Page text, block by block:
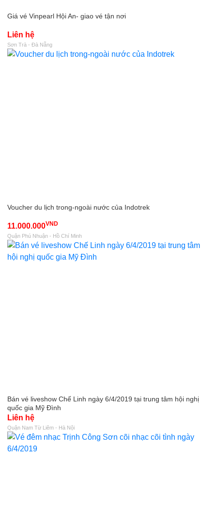
Giá vé Vinpearl Hội An- giao vé tận nơi
Liên hệ
Sơn Trà - Đà Nẵng
Voucher du lịch trong-ngoài nước của Indotrek
11.000.000VND
Quận Phú Nhuận - Hồ Chí Minh
Bán vé liveshow Chế Linh ngày 6/4/2019 tại trung tâm hội nghị
quốc gia Mỹ Đình
Liên hệ
Quận Nam Từ Liêm - Hà Nội